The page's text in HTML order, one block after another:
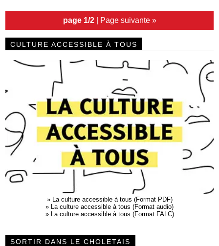
page 1/2| Page suivante »
CULTURE ACCESSIBLE À TOUS
» La culture accessible à tous (Format PDF)
» La culture accessible à tous (Format audio)
» La culture accessible à tous (Format FALC)
SORTIR DANS LE CHOLETAIS